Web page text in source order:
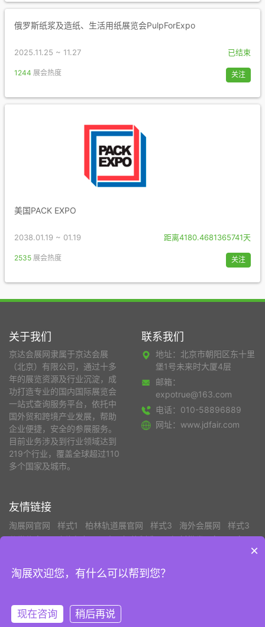
俄罗斯纸浆及造纸、生活用纸展览会PulpForExpo
2025.11.25 ~ 11.27 已结束
1244 展会热度 关注
美国PACK EXPO
2038.01.19 ~ 01.19 距离4180.4681365741天
2535 展会热度 关注
关于我们
京达会展网隶属于京达会展
（北京）有限公司，通过十多
年的展览资源及行业沉淀，成
功打造专业的国内国际展览会
一站式查询服务平台，依托中
国外贸和跨境产业发展，帮助
企业便捷，安全的参展服务。
目前业务涉及到行业领域达到
219个行业，覆盖全球超过110
多个国家及城市。
联系我们
地址：北京市朝阳区东十里
堡1号未来时大厦4层
邮箱：
expotrue@163.com
电话：010-58896889
网址：www.jdfair.com
友情链接
淘展网官网 样式1 柏林轨道展官网 样式3 海外会展网
样式3
分类信息网 上海招标网 中国智能制造网 钢材批发 车展日车展
中国泵阀商务
网 中国木业网 中国塑料机械网 CFW中国服装人才网
版权所有©京达会展（北京）有限公司
公网安备 112002002011110号
×
淘展欢迎您，有什么可以帮到您？
现在咨询 稍后再说